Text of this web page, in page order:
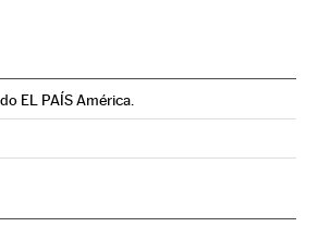
EL PAÍS América.
en Twitter
Brasil en Instagram
El País Brasil en Facebook